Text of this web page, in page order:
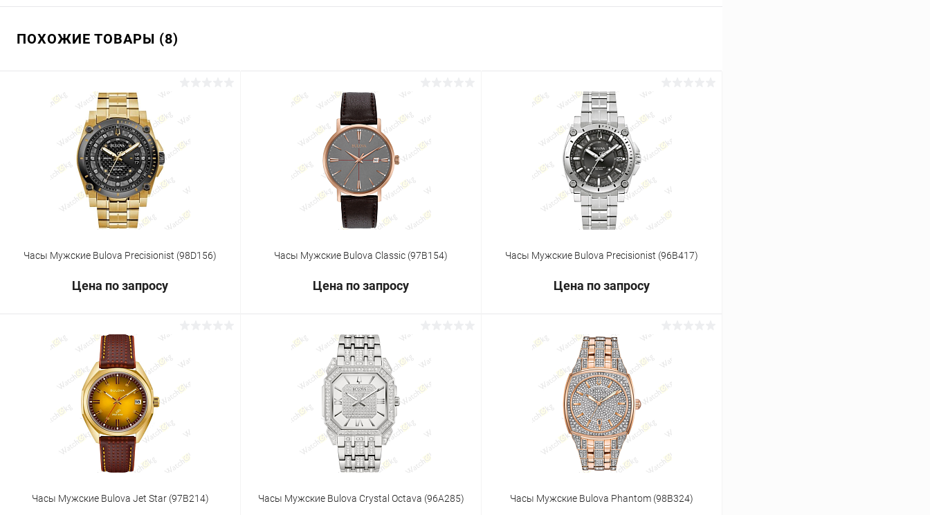
ПОХОЖИЕ ТОВАРЫ (8)
Часы Мужские Bulova Precisionist (98D156)
Цена по запросу
Запросить цену
Купить в 1 клик Сравнение
Под заказ
Часы Мужские Bulova Classic (97B154)
Цена по запросу
Запросить цену
Купить в 1 клик Сравнение
Под заказ
Часы Мужские Bulova Precisionist (96B417)
Цена по запросу
Запросить цену
Купить в 1 клик Сравнение
Под заказ
Часы Мужские Bulova Jet Star (97B214) Часы Мужские Bulova Crystal Octava (96A285) Часы Мужские Bulova Phantom (98B324)